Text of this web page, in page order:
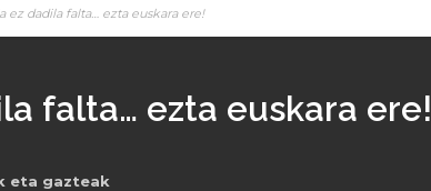
ez dadila falta… ezta euskara ere!
falta… ezta euskara ere!
eta gazteak